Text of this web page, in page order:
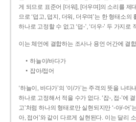
게 되므로 표준어 [더워], [더우며]의 소리를 제
므로 ‘덥고, 덥지, 더워, 더우며’는 한 형태소의
하나로 고정할 수 없고 ‘덥-’, ‘더우-’ 두 가지로
이는 체언에 결합하는 조사나 용언 어간에 결
하늘이/바다가
잡아/접어
‘하늘이, 바다가’의 ‘이/가’는 주격의 뜻을 나
하나로 고정해서 적을 수가 없다. ‘잡-, 접-’에 결
고’처럼 하나의 형태로만 실현되지만 ‘-아/-어’
아, 접어’와 같이 다르게 실현된다. 이는 달리